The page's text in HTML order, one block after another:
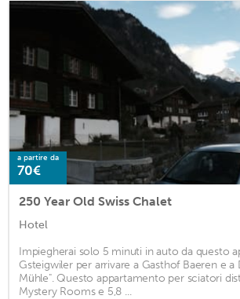
a partire da
70€
250 Year Old Swiss Chalet
Hotel
Impiegherai solo 5 minuti in auto da questo
Gsteigwiler per arrivare a Gasthof Baeren e a
Mühle". Questo appartamento per sciatori
Mystery Rooms e 5,8 ...